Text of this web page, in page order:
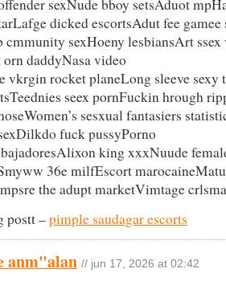
sexNude bboy setsAduot
dicked escortsAdut fee
cmmunity sexHoeny lesbiansArt
daddyNasa video
vkrgin rocket planeLong sleeve
seex pornFuckin hrough
sesxual fantasiers
fuck pussyPorno
king xxxNuude
36e milfEscort
the adupt marketVimtage
postt –pimple saudagar escorts
anm"alan // jun 17, 2026 at 02:42